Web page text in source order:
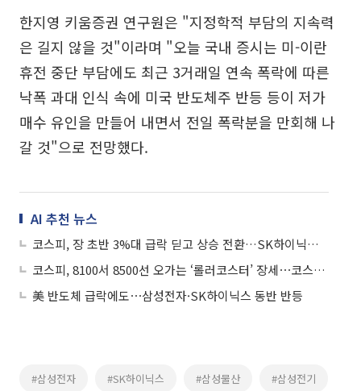
한지영 키움증권 연구원은 "지정학적 부담의 지속력
은 길지 않을 것"이라며 "오늘 국내 증시는 미-이란
휴전 중단 부담에도 최근 3거래일 연속 폭락에 따른
낙폭 과대 인식 속에 미국 반도체주 반등 등이 저가
매수 유인을 만들어 내면서 전일 폭락분을 만회해 나
갈 것"으로 전망했다.
AI 추천 뉴스
코스피, 장 초반 3%대 급락 딛고 상승 전환…SK하이닉스 반등 주도
코스피, 8100서 8500선 오가는 ‘롤러코스터’ 장세⋯코스닥은 8%대 불기둥
美 반도체 급락에도⋯삼성전자·SK하이닉스 동반 반등
#삼성전자 #SK하이닉스 #삼성물산 #삼성전기